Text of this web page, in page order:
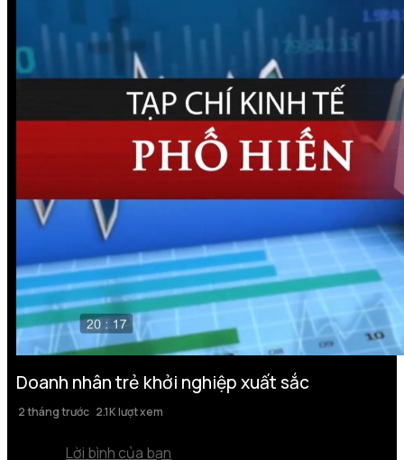
Doanh nhân trẻ khởi nghiệp xuất sắc
2 tháng trước 2.1K lượt xem
Lời bình của bạn